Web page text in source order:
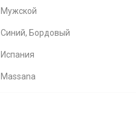
Мужской
Синий, Бордовый
Испания
Massana